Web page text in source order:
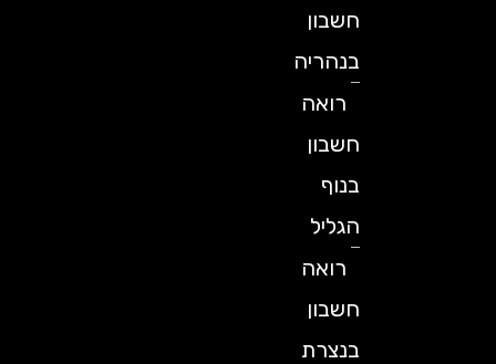
חשבון
בנהריה
רואה
חשבון
הגליל
רואה
חשבון
בנצרת